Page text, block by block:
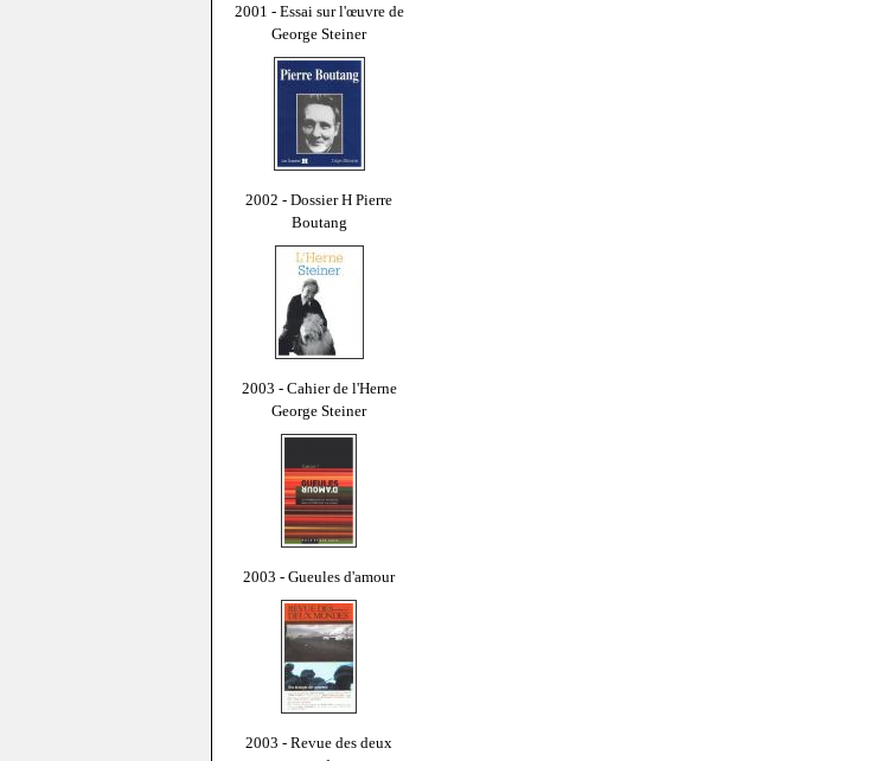
2001 - Essai sur l'œuvre de
George Steiner
2002 - Dossier H Pierre
Boutang
2003 - Cahier de l'Herne
George Steiner
2003 - Gueules d'amour
2003 - Revue des deux